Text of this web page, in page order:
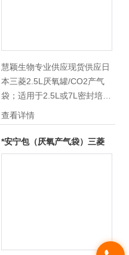
慧颖生物专业供应现货供应日
本三菱2.5L厌氧罐/CO2产气
袋；适用于2.5L或7L密封培养
罐。现慧颖生物推出套餐：1
只2.5L密封培养罐+1包厌氧产
气袋+1包厌氧指示剂=1000元
现货不多，咨询！
查看详情
*安宁包（厌氧产气袋）三菱